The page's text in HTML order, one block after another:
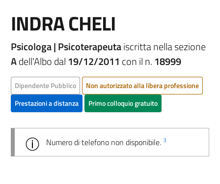
INDRA CHELI
Psicologa | Psicoterapeutaiscritta nella sezione
Adell'Albo dal 19/12/2011 con il n. 18999
Dipendente Pubblico
Non autorizzato alla libera professione
Prestazioni a distanza
Primo colloquio gratuito
Numero di telefono non disponibile. 3